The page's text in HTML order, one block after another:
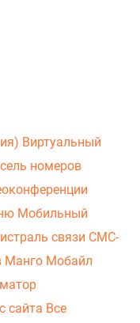
Виртуальный
номеров
Мобильный
связи СМС-
Манго Мобайл
сайта Все